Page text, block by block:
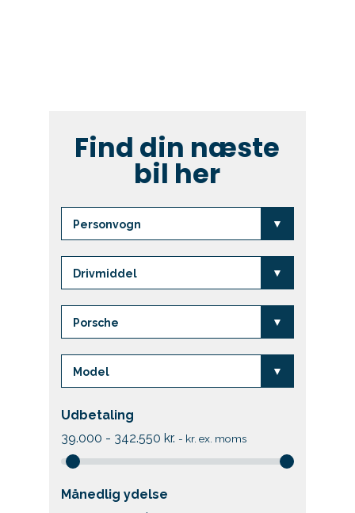
Bilmærker
Varebiler
Workshop
Events
Kundefordele
Find din næste
bil her
Udbetaling
39.000 - 342.550 kr. - kr. ex. moms
Månedlig ydelse